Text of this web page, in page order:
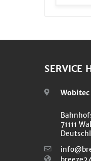
SERVICE
Wobitec
71111